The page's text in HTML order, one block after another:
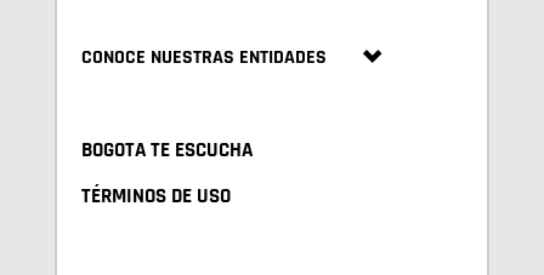
CONOCE NUESTRAS ENTIDADES
BOGOTA TE ESCUCHA
TÉRMINOS DE USO